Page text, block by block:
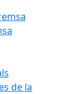
de la